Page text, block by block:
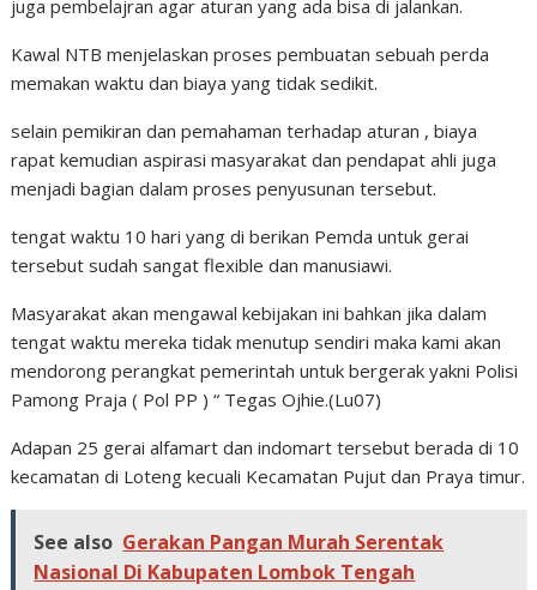
juga pembelajran agar aturan yang ada bisa di jalankan.
Kawal NTB menjelaskan proses pembuatan sebuah perda
memakan waktu dan biaya yang tidak sedikit.
selain pemikiran dan pemahaman terhadap aturan , biaya
rapat kemudian aspirasi masyarakat dan pendapat ahli juga
menjadi bagian dalam proses penyusunan tersebut.
tengat waktu 10 hari yang di berikan Pemda untuk gerai
tersebut sudah sangat flexible dan manusiawi.
Masyarakat akan mengawal kebijakan ini bahkan jika dalam
tengat waktu mereka tidak menutup sendiri maka kami akan
mendorong perangkat pemerintah untuk bergerak yakni Polisi
Pamong Praja ( Pol PP ) “ Tegas Ojhie.(Lu07)
Adapan 25 gerai alfamart dan indomart tersebut berada di 10
kecamatan di Loteng kecuali Kecamatan Pujut dan Praya timur.
See also Gerakan Pangan Murah Serentak
Nasional Di Kabupaten Lombok Tengah